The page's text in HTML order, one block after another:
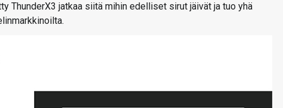
ThunderX3 jatkaa siitä mihin edelliset sirut jäivät ja tuo yhä